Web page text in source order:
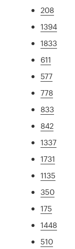
208
1394
1833
611
577
778
833
842
1337
1731
1135
350
175
1448
510